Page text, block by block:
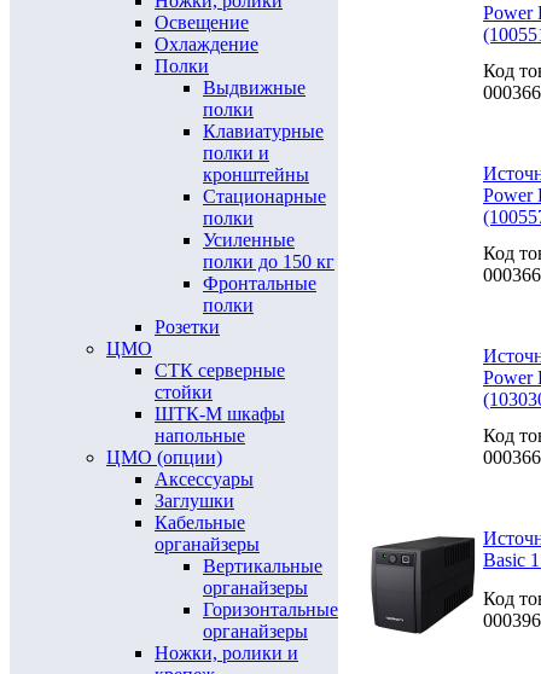
Освещение
Охлаждение
Полки
Выдвижные
полки
Клавиатурные
полки и
кронштейны
Стационарные
полки
Усиленные
полки до 150 кг
Фронтальные
полки
Розетки
ЦМО
СТК серверные
стойки
ШТК-М шкафы
напольные
ЦМО (опции)
Аксессуары
Заглушки
Кабельные
органайзеры
Вертикальные
органайзеры
Горизонтальные
органайзеры
Ножки, ролики и
Power
Код
Power
Код
Power
Код
Basic
Код